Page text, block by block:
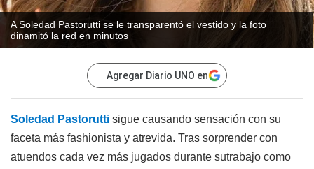
A Soledad Pastorutti se le transparentó el vestido y la foto
dinamitó la red en minutos
Agregar Diario UNO en
Soledad Pastorutti sigue causando sensación con su
faceta más fashionista y atrevida. Tras sorprender con
atuendos cada vez más jugados durante sutrabajo como